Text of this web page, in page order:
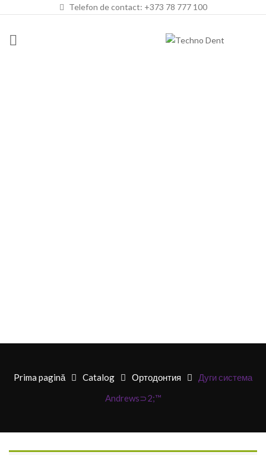
Telefon de contact: +373 78 777 100
Prima pagină Catalog Ортодонтия
Дуги система
Andrews⊃2;™